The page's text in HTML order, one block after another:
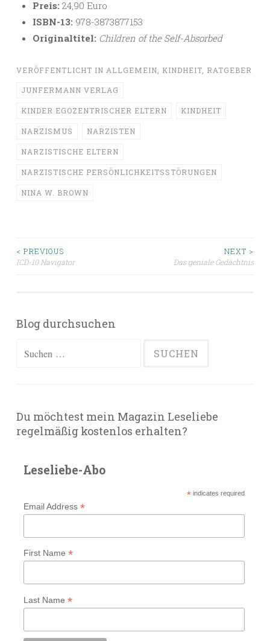
Preis: 24,90 Euro
ISBN-13: 978-3873877153
Originaltitel: Children of the Self-Absorbed
VERÖFFENTLICHT IN ALLGEMEIN KINDHEIT RATGEBER
JUNFERMANN VERLAG
KINDER EGOZENTRISCHER ELTERN KINDHEIT
NARZISMUS NARZISTEN
NARZISTISCHE ELTERN
NARZISTISCHE PERSÖNLICHKEITSSTÖRUNGEN
NINA W. BROWN
Beitragsnavigation
< PREVIOUS
ICD-10 Navigator
NEXT >
Das geniale Gedächtnis
Blog durchsuchen
Suchen
Du möchtest mein Magazin Leseliebe
regelmäßig kostenlos erhalten?
Leseliebe-Abo
*indicates required
Email Address *
First Name *
Last Name *